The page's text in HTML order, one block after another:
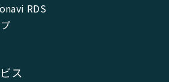
RDS
ス